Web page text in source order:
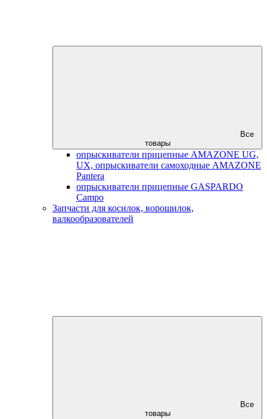
Все
товары
опрыскиватели прицепные AMAZONE UG,
UX, опрыскиватели самоходные AMAZONE
Pantera
опрыскиватели прицепные GASPARDO
Campo
Запчасти для косилок, ворошилок,
валкообразователей
Все
товары